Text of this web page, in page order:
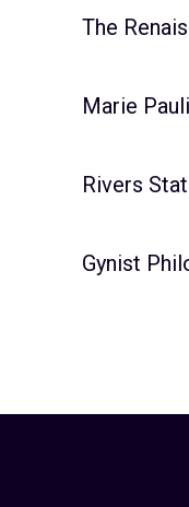
The
Marie
Rivers
Gynist